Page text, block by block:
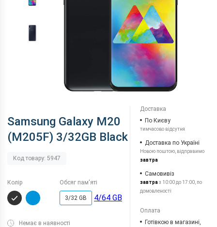
Samsung Galaxy M20
(M205F) 3/32GB Black
Код товару: 5947
Колір Обсяг пам'яті
3/32 GB 4/64 GB
Немає в наявності
Доставка
По Києву
тимчасово відсутня
Доставка по Україні
Новою поштою, відправимо
завтра
Самовивіз
завтраз 10:00 до 17:00, по
домовленості
Оплата
Готівкою в магазині,